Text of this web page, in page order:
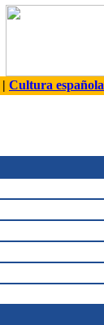
| Cultura española